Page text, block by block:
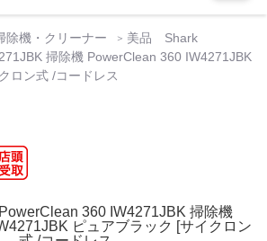
除機・クリーナー
美品 Shark
掃除機 PowerClean 360 IW4271JBK
ロン式 /コードレス